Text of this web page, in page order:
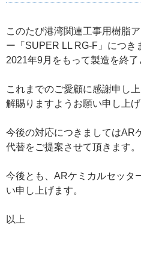
このたび港湾関連工事用樹脂
ー「SUPER LL RG-F」につき
2021年9月をもって製造を終了
これまでのご愛顧に感謝申し
解賜りますようお願い申し上げ
今後の対応につきましてはAR
代替をご提案させて頂きます。
今後とも、ARケミカルセッタ
い申し上げます。
以上